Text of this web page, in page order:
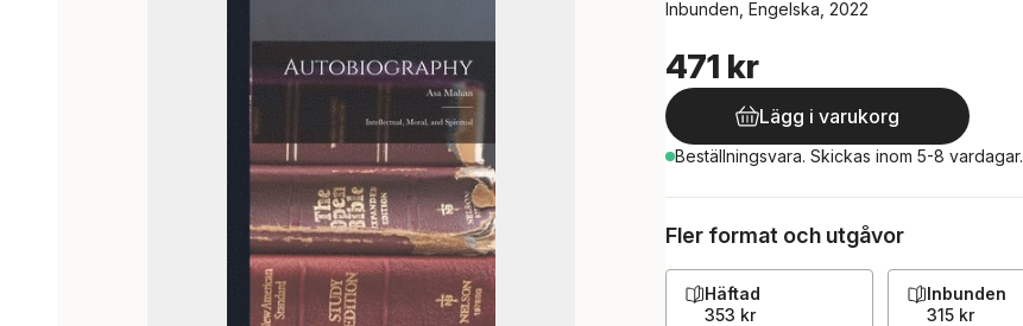
Inbunden, Engelska, 2022
471 kr
Lägg i varukorg
Beställningsvara. Skickas inom 5-8 vardagar.
Fler format och utgåvor
Häftad
353 kr
Inbunden
315 kr